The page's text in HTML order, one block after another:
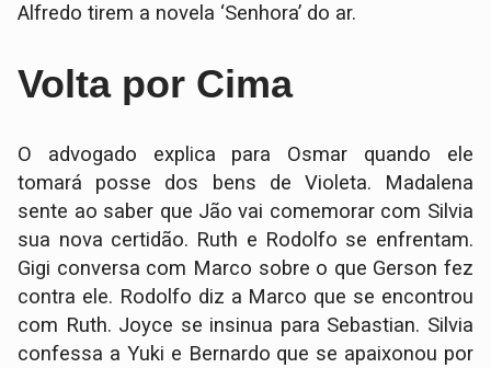
Alfredo tirem a novela ‘Senhora’ do ar.
Volta por Cima
O advogado explica para Osmar quando ele
tomará posse dos bens de Violeta. Madalena
sente ao saber que Jão vai comemorar com Silvia
sua nova certidão. Ruth e Rodolfo se enfrentam.
Gigi conversa com Marco sobre o que Gerson fez
contra ele. Rodolfo diz a Marco que se encontrou
com Ruth. Joyce se insinua para Sebastian. Silvia
confessa a Yuki e Bernardo que se apaixonou por